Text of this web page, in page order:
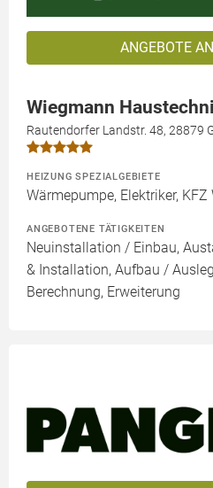
ANGEBOTE
Wiegmann
Rautendorfer Landstr. 48, 28879
HEIZUNG SPEZIALGEBIETE
Wärmepumpe, Elektriker, KFZ
ANGEBOTENE TÄTIGKEITEN
Neuinstallation / Einbau,
& Installation, Aufbau /
Berechnung, Erweiterung